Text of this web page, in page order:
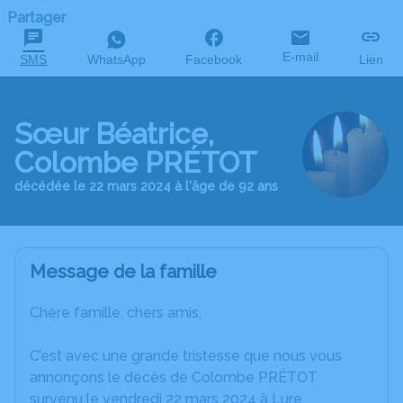
Partager
SMS WhatsApp Facebook E-mail Lien
Sœur Béatrice,
Colombe PRÉTOT
décédée le 22 mars 2024 à l'âge de 92 ans
Message de la famille
Chère famille, chers amis,
C’est avec une grande tristesse que nous vous
annonçons le décès de Colombe PRÉTOT
survenu le vendredi 22 mars 2024 à Lure.